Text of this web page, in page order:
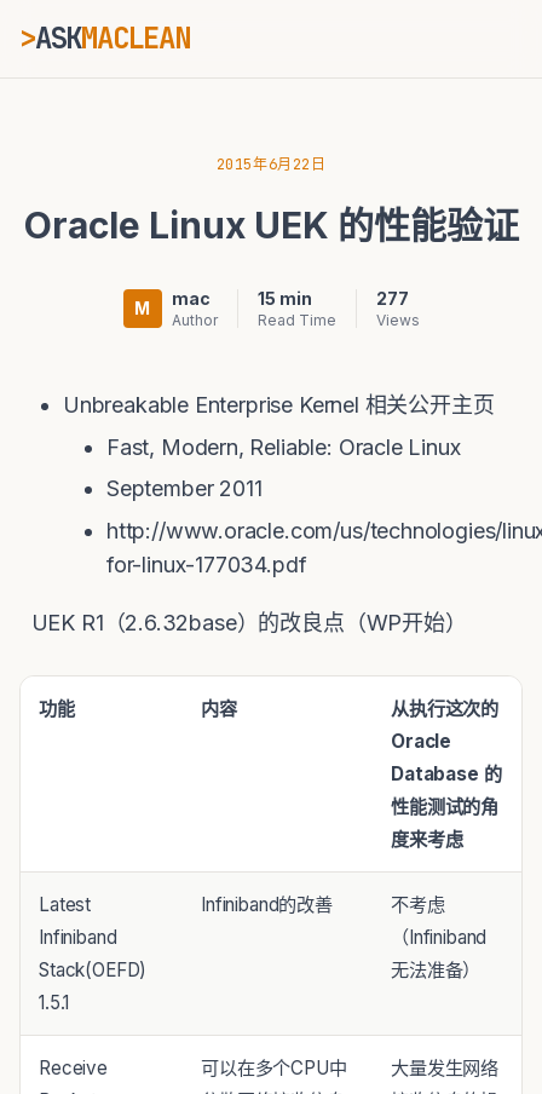
>ASKMACLEAN
⌘K Ctrl+K
2015年6月22日
Oracle Linux UEK 的性能验证
M mac
Author
15 min
Read Time
277
Views
Unbreakable Enterprise Kernel 相关公开主页
Fast, Modern, Reliable: Oracle Linux
September 2011
http://www.oracle.com/us/technologies/
for-linux-177034.pdf
UEK R1（2.6.32base）的改良点（WP开始）
功能 内容 从执行这次的
Oracle
Database 的
性能测试的角
度来考虑
Latest
Infiniband
Stack(OEFD)
1.5.1
Infiniband的改善
不考虑
（Infiniband
无法准备）
Receive
可以在多个CPU中
大量发生网络